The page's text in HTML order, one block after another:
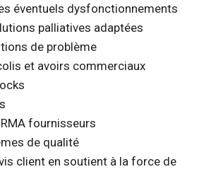
éventuels dysfonctionnements
palliatives adaptées
de problème
et avoirs commerciaux
fournisseurs
de qualité
client en soutient à la force de